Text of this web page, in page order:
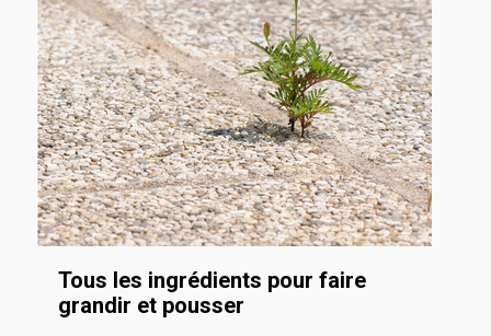
Tous les ingrédients pour faire
grandir et pousser